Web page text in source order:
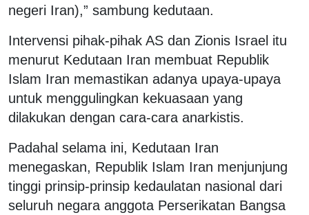
negeri Iran),” sambung kedutaan.
Intervensi pihak-pihak AS dan Zionis Israel itu
menurut Kedutaan Iran membuat Republik
Islam Iran memastikan adanya upaya-upaya
untuk menggulingkan kekuasaan yang
dilakukan dengan cara-cara anarkistis.
Padahal selama ini, Kedutaan Iran
menegaskan, Republik Islam Iran menjunjung
tinggi prinsip-prinsip kedaulatan nasional dari
seluruh negara anggota Perserikatan Bangsa